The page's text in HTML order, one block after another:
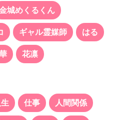
城めくるくん
ギャル霊媒師 はる
花凛
生 仕事 人間関係